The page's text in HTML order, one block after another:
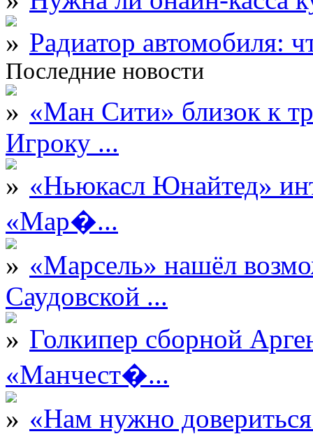
Радиатор автомобиля:
Последние новости
«Ман Сити» близок к
Игроку ...
«Ньюкасл Юнайтед»
«Мар�...
«Марсель» нашёл
Саудовской ...
Голкипер сборной
«Манчест�...
«Нам нужно